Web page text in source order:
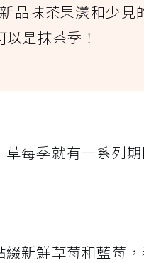
品抹茶果漾和少見
是抹茶季！
草莓季就有一系列
新鮮草莓和藍莓